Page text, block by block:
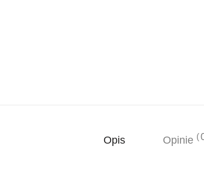
Opis Opinie